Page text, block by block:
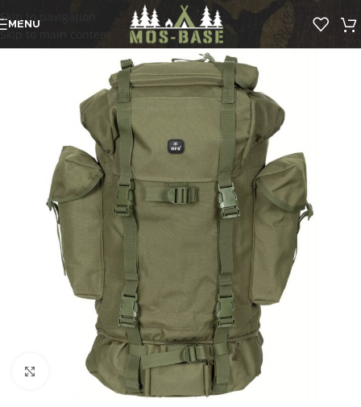
Skip to navigation
Skip to main content
MENU
Click to enlarge